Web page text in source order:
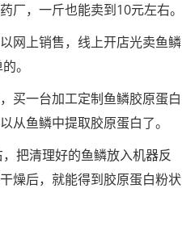
厂，一斤也能卖到10元左右。
上销售，线上开店光卖鱼鳞
。
一台加工定制鱼鳞胶原蛋白
从鱼鳞中提取胶原蛋白了。
清理好的鱼鳞放入机器反
燥后，就能得到胶原蛋白粉状